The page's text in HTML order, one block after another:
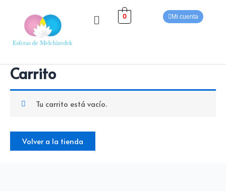
contenido
Menú 0 Mi cuenta
Carrito
Tu carrito está vacío.
Volver a la tienda